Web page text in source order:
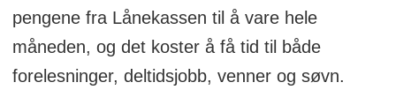
pengene fra Lånekassen til å vare hele
måneden, og det koster å få tid til både
forelesninger, deltidsjobb, venner og søvn.